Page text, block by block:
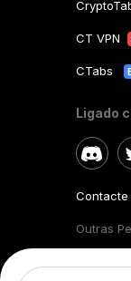
CT VPN
CTabs
Ligado
Contacte
Outras